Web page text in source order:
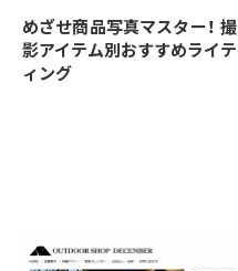
めざせ商品写真マスター！ 撮
影アイテム別おすすめライテ
ィング